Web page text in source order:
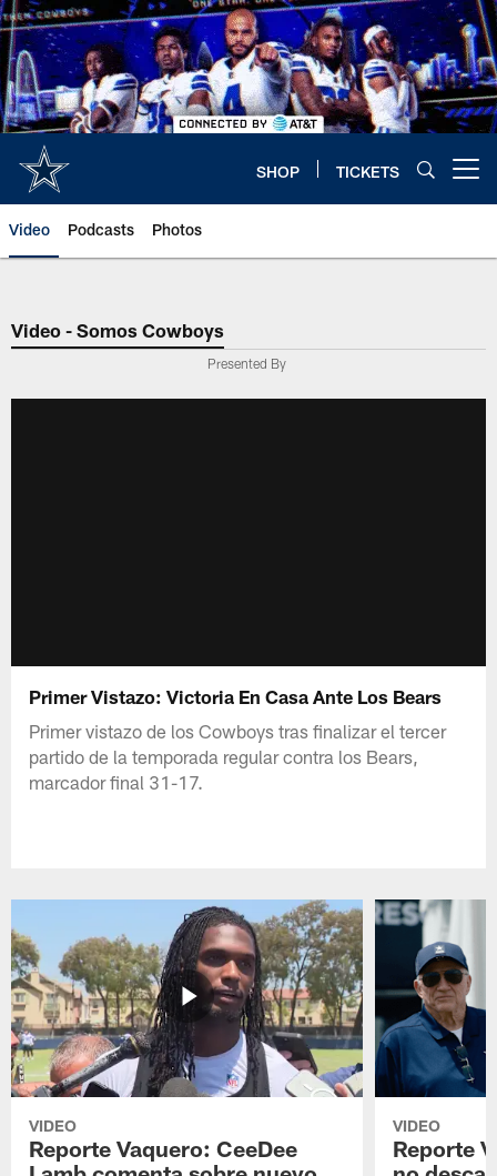
Skip
to
main
content
SHOP TICKETS
Video Podcasts Photos
Video - Somos Cowboys
Presented By
Primer Vistazo: Victoria En Casa Ante Los Bears
Primer vistazo de los Cowboys tras finalizar el tercer
partido de la temporada regular contra los Bears,
marcador final 31-17.
VIDEO
Reporte Vaquero: CeeDee
VIDEO
Reporte